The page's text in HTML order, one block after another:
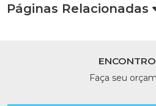
Páginas Relacionadas
Faça seu